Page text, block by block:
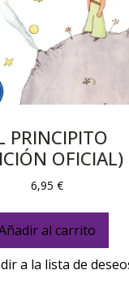
PRINCIPITO
OFICIAL)
6,95 €
al carrito